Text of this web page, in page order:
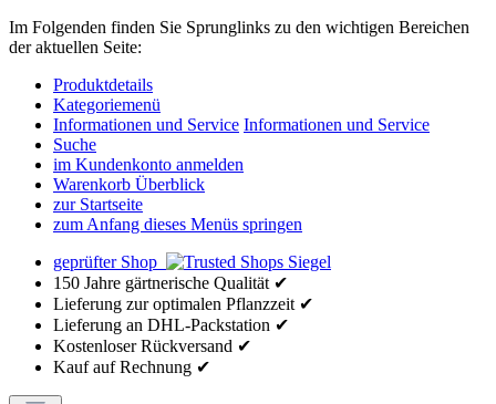
Im Folgenden finden Sie Sprunglinks zu den wichtigen Bereichen
der aktuellen Seite:
Produktdetails
Kategoriemenü
Informationen und Service Informationen und Service
Suche
im Kundenkonto anmelden
Warenkorb Überblick
zur Startseite
zum Anfang dieses Menüs springen
geprüfter Shop
150 Jahre gärtnerische Qualität ✔
Lieferung zur optimalen Pflanzzeit ✔
Lieferung an DHL-Packstation ✔
Kostenloser Rückversand ✔
Kauf auf Rechnung ✔